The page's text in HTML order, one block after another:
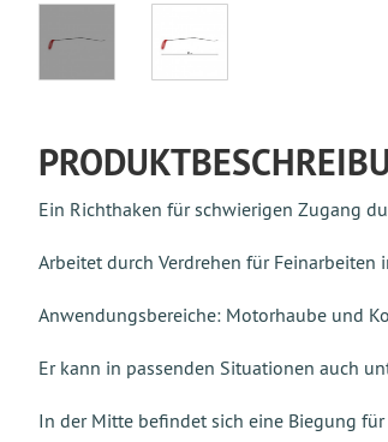
Ein Richthaken für schwierigen Zugang
Arbeitet durch Verdrehen für
Anwendungsbereiche: Motorhaube und
Er kann in passenden Situationen auch
In der Mitte befindet sich eine Biegung